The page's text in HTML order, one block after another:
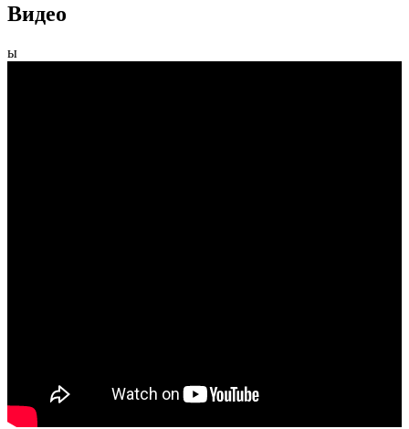
Видео
ы